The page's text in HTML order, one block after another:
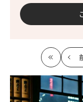
最
初